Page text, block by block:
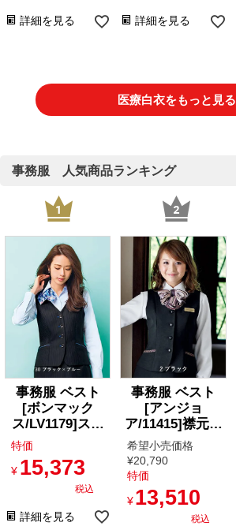
詳細を見る 詳細を見る
医療白衣をもっと見る
事務服 人気商品ランキング
事務服 ベスト
[ボンマック
ス/LV1179]スト
ライプ/パイピン
特価
¥ 15,373
税込
詳細を見る
事務服 ベスト
[アンジョ
ア/11415]襟元ツ
イード
希望小売価格
¥20,790
特価
¥ 13,510
税込